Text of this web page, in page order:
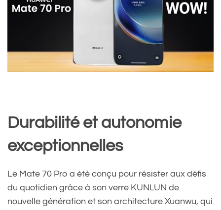
Durabilité et autonomie
exceptionnelles
Le Mate 70 Pro a été conçu pour résister aux défis
du quotidien grâce à son verre KUNLUN de
nouvelle génération et son architecture Xuanwu, qui